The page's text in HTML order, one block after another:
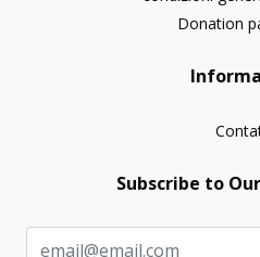
Donation
Subscribe to